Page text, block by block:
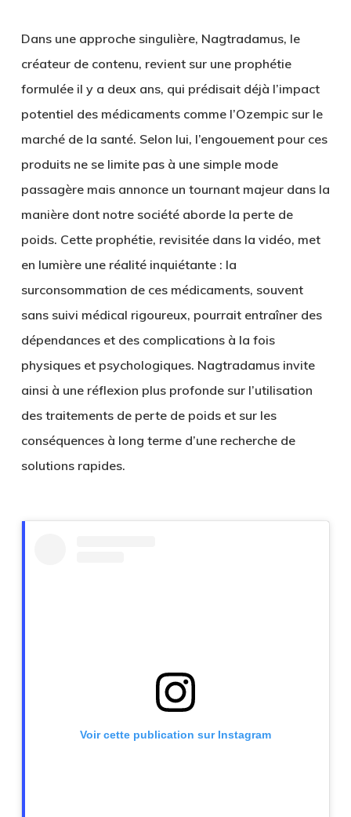
Dans une approche singulière, Nagtradamus, le
créateur de contenu, revient sur une prophétie
formulée il y a deux ans, qui prédisait déjà l’impact
potentiel des médicaments comme l’Ozempic sur le
marché de la santé. Selon lui, l’engouement pour ces
produits ne se limite pas à une simple mode
passagère mais annonce un tournant majeur dans la
manière dont notre société aborde la perte de
poids. Cette prophétie, revisitée dans la vidéo, met
en lumière une réalité inquiétante : la
surconsommation de ces médicaments, souvent
sans suivi médical rigoureux, pourrait entraîner des
dépendances et des complications à la fois
physiques et psychologiques. Nagtradamus invite
ainsi à une réflexion plus profonde sur l’utilisation
des traitements de perte de poids et sur les
conséquences à long terme d’une recherche de
solutions rapides.
Voir cette publication sur Instagram